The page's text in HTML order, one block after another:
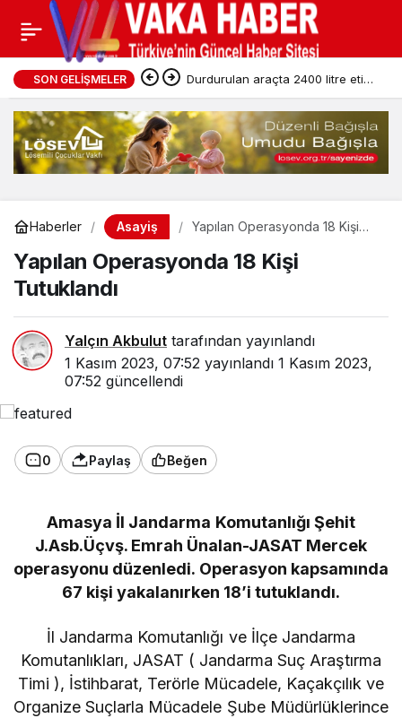
SON GELIŞMELER Durdurulan araçta 2400 litre etil
alkol ele geçirildi
Haberler Asayiş
Yapılan Operasyonda 18 Kişi
Yapılan Operasyonda 18 Kişi
Tutuklandı
Yalçın Akbulut tarafından yayınlandı
1 Kasım 2023, 07:52 yayınlandı 1 Kasım 2023,
07:52 güncellendi
0 Paylaş Beğen
Amasya İl Jandarma Komutanlığı Şehit
J.Asb.Üçvş. Emrah Ünalan-JASAT Mercek
operasyonu düzenledi. Operasyon kapsamında
67 kişi yakalanırken 18’i tutuklandı.
İl Jandarma Komutanlığı ve İlçe Jandarma
Komutanlıkları, JASAT ( Jandarma Suç Araştırma
Timi ), İstihbarat, Terörle Mücadele, Kaçakçılık ve
Organize Suçlarla Mücadele Şube Müdürlüklerince